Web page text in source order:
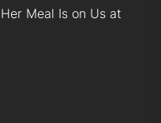
Meal Is on Us at